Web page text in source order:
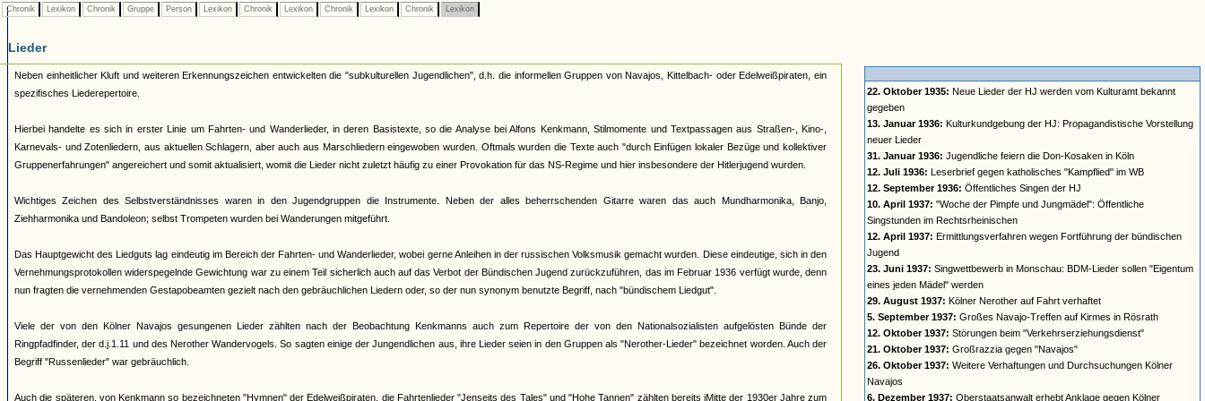
Chronik Lexikon Chronik Gruppe Person Lexikon Chronik Lexikon Chronik Lexikon Chronik Lexikon
Lieder
Neben einheitlicher Kluft und weiteren Erkennungszeichen entwickelten die "subkulturellen Jugendlichen", d.h. die informellen Gruppen von Navajos, Kittelbach- oder Edelweißpiraten, ein
spezifisches Liederepertoire.
Hierbei handelte es sich in erster Linie um Fahrten- und Wanderlieder, in deren Basistexte, so die Analyse bei Alfons Kenkmann, Stilmomente und Textpassagen aus Straßen-, Kino-,
Karnevals- und Zotenliedern, aus aktuellen Schlagern, aber auch aus Marschliedern eingewoben wurden. Oftmals wurden die Texte auch "durch Einfügen lokaler Bezüge und kollektiver
Gruppenerfahrungen" angereichert und somit aktualisiert, womit die Lieder nicht zuletzt häufig zu einer Provokation für das NS-Regime und hier insbesondere der Hitlerjugend wurden.
Wichtiges Zeichen des Selbstverständnisses waren in den Jugendgruppen die Instrumente. Neben der alles beherrschenden Gitarre waren das auch Mundharmonika, Banjo,
Ziehharmonika und Bandoleon; selbst Trompeten wurden bei Wanderungen mitgeführt.
Das Hauptgewicht des Liedguts lag eindeutig im Bereich der Fahrten- und Wanderlieder, wobei gerne Anleihen in der russischen Volksmusik gemacht wurden. Diese eindeutige, sich in den
Vernehmungsprotokollen widerspegelnde Gewichtung war zu einem Teil sicherlich auch auf das Verbot der Bündischen Jugend zurückzuführen, das im Februar 1936 verfügt wurde, denn
nun fragten die vernehmenden Gestapobeamten gezielt nach den gebräuchlichen Liedern oder, so der nun synonym benutzte Begriff, nach "bündischem Liedgut".
Viele der von den Kölner Navajos gesungenen Lieder zählten nach der Beobachtung Kenkmanns auch zum Repertoire der von den Nationalsozialisten aufgelösten Bünde der
Ringpfadfinder, der d.j.1.11 und des Nerother Wandervogels. So sagten einige der Jungendlichen aus, ihre Lieder seien in den Gruppen als "Nerother-Lieder" bezeichnet worden. Auch der
Begriff "Russenlieder" war gebräuchlich.
Auch die späteren, von Kenkmann so bezeichneten "Hymnen" der Edelweißpiraten, die Fahrtenlieder "Jenseits des Tales" und "Hohe Tannen" zählten bereits iMitte der 1930er Jahre zum
22. Oktober 1935: Neue Lieder der HJ werden vom Kulturamt bekannt
gegeben
13. Januar 1936: Kulturkundgebung der HJ: Propagandistische Vorstellung
neuer Lieder
31. Januar 1936: Jugendliche feiern die Don-Kosaken in Köln
12. Juli 1936: Leserbrief gegen katholisches "Kampflied" im WB
12. September 1936: Öffentliches Singen der HJ
10. April 1937: "Woche der Pimpfe und Jungmädel": Öffentliche
Singstunden im Rechtsrheinischen
12. April 1937: Ermittlungsverfahren wegen Fortführung der bündischen
Jugend
23. Juni 1937: Singwettbewerb in Monschau: BDM-Lieder sollen "Eigentum
eines jeden Mädel" werden
29. August 1937: Kölner Nerother auf Fahrt verhaftet
5. September 1937: Großes Navajo-Treffen auf Kirmes in Rösrath
12. Oktober 1937: Störungen beim "Verkehrserziehungsdienst"
21. Oktober 1937: Großrazzia gegen "Navajos"
26. Oktober 1937: Weitere Verhaftungen und Durchsuchungen Kölner
Navajos
6. Dezember 1937: Oberstaatsanwalt erhebt Anklage gegen Kölner